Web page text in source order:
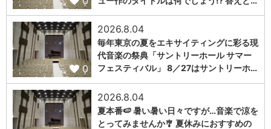
0
2026.8.04
毎年東京の夏をエキサイティングに彩る現
代音楽の祭典「サントリーホール サマー
フェスティバル」 8／27はサントリーホ…
2026.8.04
夏本番🍉 暑い暑い日々ですが…音楽で涼を
とってみませんか🎐 夏休みにおすすめの